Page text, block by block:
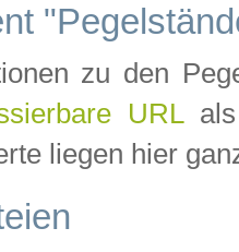
zu den
URLals
liegen hier